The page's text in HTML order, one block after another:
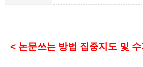
< 논문쓰는 방법 집중지도 및